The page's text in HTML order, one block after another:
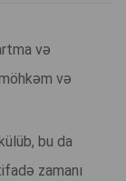
və
və
bu da
zamanı